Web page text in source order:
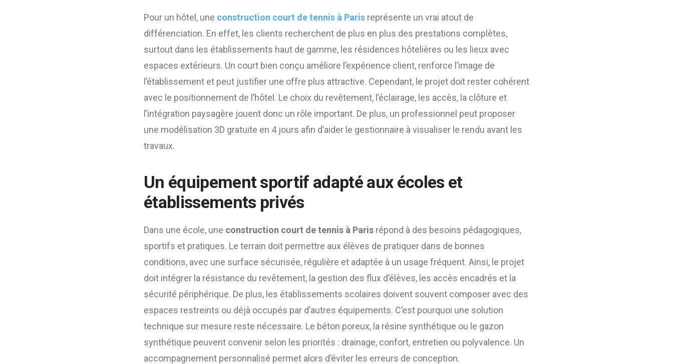
Pour un hôtel, une construction court de tennis à Paris représente un vrai atout de
différenciation. En effet, les clients recherchent de plus en plus des prestations complètes,
surtout dans les établissements haut de gamme, les résidences hôtelières ou les lieux avec
espaces extérieurs. Un court bien conçu améliore l’expérience client, renforce l’image de
l’établissement et peut justifier une offre plus attractive. Cependant, le projet doit rester cohérent
avec le positionnement de l’hôtel. Le choix du revêtement, l’éclairage, les accès, la clôture et
l’intégration paysagère jouent donc un rôle important. De plus, un professionnel peut proposer
une modélisation 3D gratuite en 4 jours afin d’aider le gestionnaire à visualiser le rendu avant les
travaux.
Un équipement sportif adapté aux écoles et
établissements privés
Dans une école, une construction court de tennis à Paris répond à des besoins pédagogiques,
sportifs et pratiques. Le terrain doit permettre aux élèves de pratiquer dans de bonnes
conditions, avec une surface sécurisée, régulière et adaptée à un usage fréquent. Ainsi, le projet
doit intégrer la résistance du revêtement, la gestion des flux d’élèves, les accès encadrés et la
sécurité périphérique. De plus, les établissements scolaires doivent souvent composer avec des
espaces restreints ou déjà occupés par d’autres équipements. C’est pourquoi une solution
technique sur mesure reste nécessaire. Le béton poreux, la résine synthétique ou le gazon
synthétique peuvent convenir selon les priorités : drainage, confort, entretien ou polyvalence. Un
accompagnement personnalisé permet alors d’éviter les erreurs de conception.